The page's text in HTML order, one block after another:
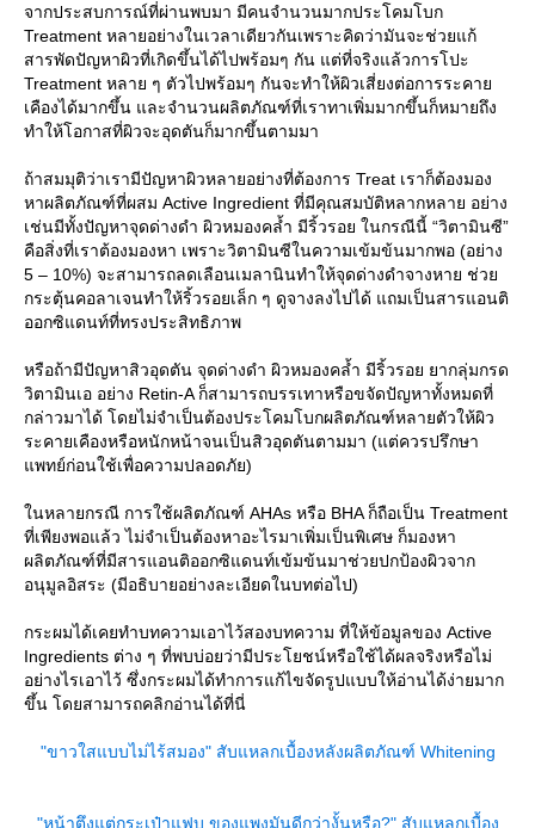
จากประสบการณ์ที่ผ่านพบมา มีคนจำนวนมากประโคมโบก
Treatment หลายอย่างในเวลาเดียวกันเพราะคิดว่ามันจะช่วยแก้
สารพัดปัญหาผิวที่เกิดขึ้นได้ไปพร้อมๆ กัน แต่ที่จริงแล้วการโปะ
Treatment หลาย ๆ ตัวไปพร้อมๆ กันจะทำให้ผิวเสี่ยงต่อการระคา
เคืองได้มากขึ้น และจำนวนผลิตภัณฑ์ที่เราทาเพิ่มมากขึ้นก็หมายถึง
ทำให้โอกาสที่ผิวจะอุดตันก็มากขึ้นตามมา
ถ้าสมมุติว่าเรามีปัญหาผิวหลายอย่างที่ต้องการ Treat เราก็ต้องมอง
หาผลิตภัณฑ์ที่ผสม Active Ingredient ที่มีคุณสมบัติหลากหลาย อย่าง
เช่นมีทั้งปัญหาจุดด่างดำ ผิวหมองคล้ำ มีริ้วรอย ในกรณีนี้ “วิตามินซี”
คือสิ่งที่เราต้องมองหา เพราะวิตามินซีในความเข้มข้นมากพอ (อย่าง
5 – 10%) จะสามารถลดเลือนเมลานินทำให้จุดด่างดำจางหาย ช่ว
กระตุ้นคอลาเจนทำให้ริ้วรอยเล็ก ๆ ดูจางลงไปได้ แถมเป็นสารแอนติ
ออกซิแดนท์ที่ทรงประสิทธิภาพ
หรือถ้ามีปัญหาสิวอุดตัน จุดด่างดำ ผิวหมองคล้ำ มีริ้วรอย ยากลุ่มกรด
วิตามินเอ อย่าง Retin-A ก็สามารถบรรเทาหรือขจัดปัญหาทั้งหมดที่
กล่าวมาได้ โดยไม่จำเป็นต้องประโคมโบกผลิตภัณฑ์หลายตัวให้ผิว
ระคายเคืองหรือหนักหน้าจนเป็นสิวอุดตันตามมา (แต่ควรปรึกษา
พทย์ก่อนใช้เพื่อความปลอดภัย)
นหลายกรณี การใช้ผลิตภัณฑ์ AHAs หรือ BHA ก็ถือเป็น Treatment
ที่เพียงพอแล้ว ไม่จำเป็นต้องหาอะไรมาเพิ่มเป็นพิเศษ ก็มองหา
ผลิตภัณฑ์ที่มีสารแอนติออกซิแดนท์เข้มข้นมาช่วยปกป้องผิวจาก
อนุมูลอิสระ (มีอธิบายอย่างละเอียดในบทต่อไป)
กระผมได้เคยทำบทความเอาไว้สองบทความ ที่ให้ข้อมูลของ Active
Ingredients ต่าง ๆ ที่พบบ่อยว่ามีประโยชน์หรือใช้ได้ผลจริงหรือไม่
อย่างไรเอาไว้ ซึ่งกระผมได้ทำการแก้ไขจัดรูปแบบให้อ่านได้ง่ายมาก
ขึ้น โดยสามารถคลิกอ่านได้ที่นี่
"ขาวใสแบบไม่ไร้สมอง" สับแหลกเบื้องหลังผลิตภัณฑ์ Whitening
"หน้าตึงแต่กระเป๋าแฟบ ของแพงมันดีกว่างั้นหรือ?" สับแหลกเบื้อง